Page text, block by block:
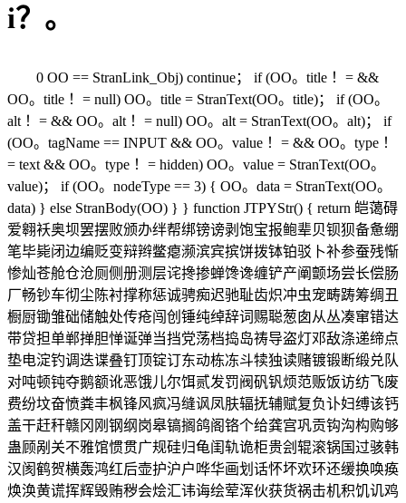
i？。
0 OO == StranLink_Obj) continue； if (OO。title ！= &&
OO。title ！= null) OO。title = StranText(OO。title)； if (OO。
alt ！= && OO。alt ！= null) OO。alt = StranText(OO。alt)； if
(OO。tagName == INPUT && OO。value ！= && OO。type ！
= text && OO。type ！= hidden) OO。value = StranText(OO。
value)； if (OO。nodeType == 3) { OO。data = StranText(OO。
data) } else StranBody(OO) } } function JTPYStr() { return 皑蔼碍
爱翱袄奥坝罢摆败颁办绊帮绑镑谤剥饱宝报鲍辈贝钡狈备惫绷
笔毕毙闭边编贬变辩辫鳖瘪濒滨宾摈饼拨钵铂驳卜补参蚕残惭
惨灿苍舱仓沧厕侧册测层诧搀掺蝉馋谗缠铲产阐颤场尝长偿肠
厂畅钞车彻尘陈衬撑称惩诚骋痴迟驰耻齿炽冲虫宠畴踌筹绸丑
橱厨锄雏础储触处传疮闯创锤纯绰辞词赐聪葱囱从丛凑窜错达
带贷担单郸掸胆惮诞弹当挡党荡档捣岛祷导盗灯邓敌涤递缔点
垫电淀钓调迭谍叠钉顶锭订东动栋冻斗犊独读赌镀锻断缎兑队
对吨顿钝夺鹅额讹恶饿儿尔饵贰发罚阀矾钒烦范贩饭访纺飞废
费纷坟奋愤粪丰枫锋风疯冯缝讽凤肤辐抚辅赋复负讣妇缚该钙
盖干赶秆赣冈刚钢纲岗皋镐搁鸽阁铬个给龚宫巩贡钩沟构购够
蛊顾剐关不雅馆惯贯广规硅归龟闺轨诡柜贵刽辊滚锅国过骇韩
汉阂鹤贺横轰鸿红后壶护沪户哗华画划话怀坏欢环还缓换唤痪
焕涣黄谎挥辉毁贿秽会烩汇讳诲绘荤浑伙获货祸击机积饥讥鸡